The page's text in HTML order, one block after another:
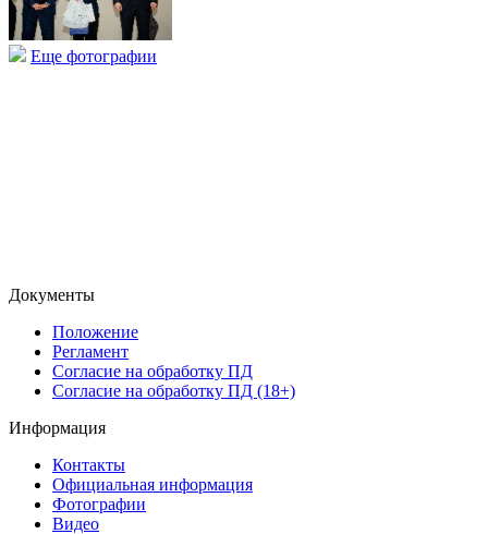
Еще фотографии
Документы
Положение
Регламент
Согласие на обработку ПД
Согласие на обработку ПД (18+)
Информация
Контакты
Официальная информация
Фотографии
Видео